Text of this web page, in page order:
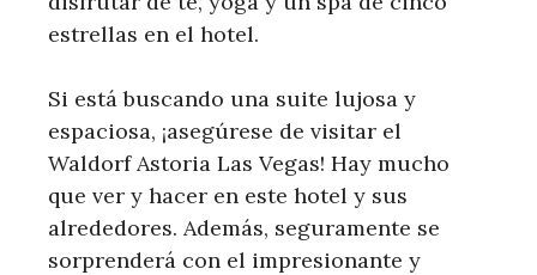
estrellas en el hotel.
Si está buscando una suite lujosa y
espaciosa, ¡asegúrese de visitar el
Waldorf Astoria Las Vegas! Hay mucho
que ver y hacer en este hotel y sus
alrededores. Además, seguramente se
sorprenderá con el impresionante y